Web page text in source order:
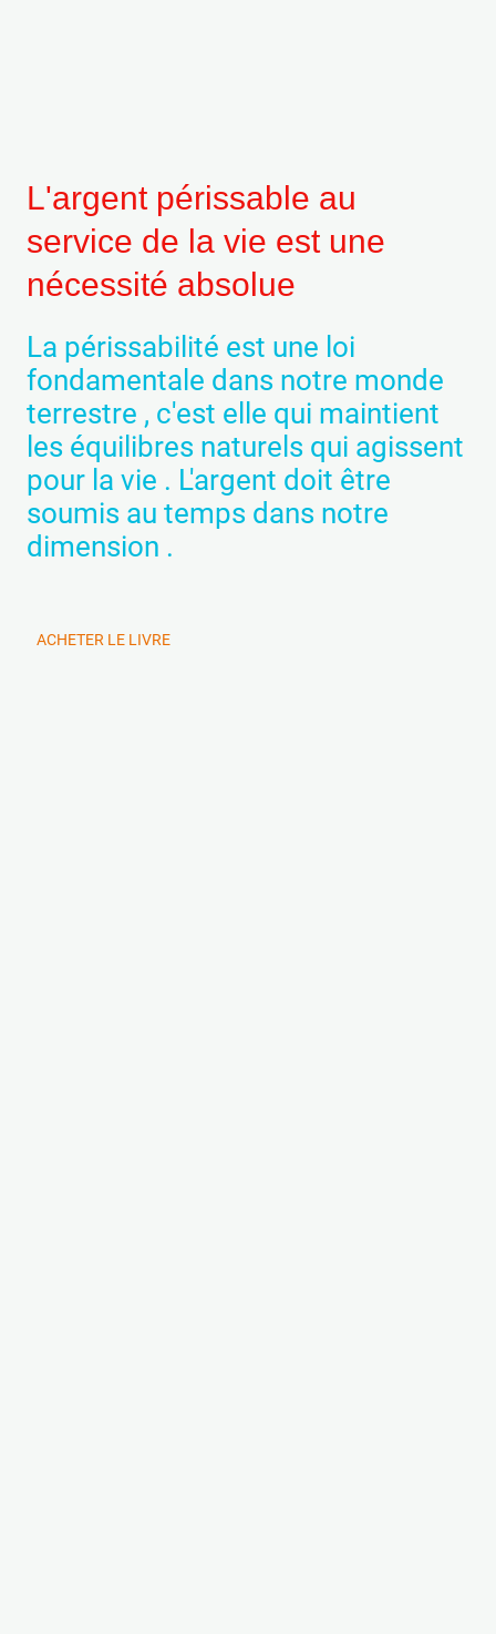
L'argent périssable au
service de la vie est une
nécessité absolue
La périssabilité est une loi
fondamentale dans notre monde
terrestre , c'est elle qui maintient
les équilibres naturels qui agissent
pour la vie . L'argent doit être
soumis au temps dans notre
dimension .
ACHETER LE LIVRE